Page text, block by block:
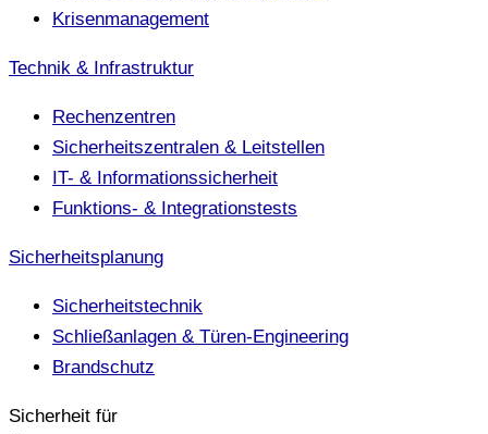
Krisenmanagement
Technik & Infrastruktur
Rechenzentren
Sicherheitszentralen & Leitstellen
IT- & Informationssicherheit
Funktions- & Integrationstests
Sicherheitsplanung
Sicherheitstechnik
Schließanlagen & Türen-Engineering
Brandschutz
Sicherheit für